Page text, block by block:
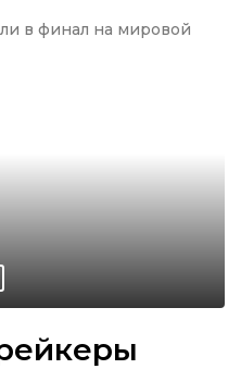
в финал на мировой